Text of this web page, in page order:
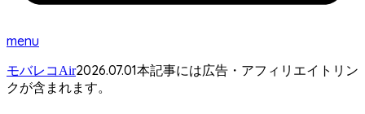
menu
モバレコAir2026.07.01本記事には広告・アフィリエイトリン
クが含まれます。